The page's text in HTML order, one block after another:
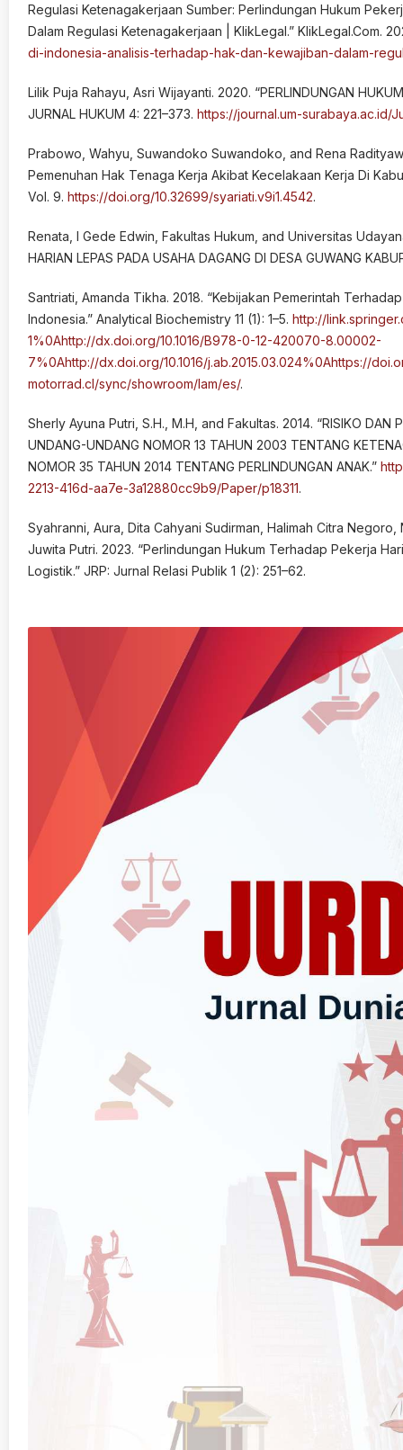
Regulasi Ketenagakerjaan Sumber: Perlindungan Hukum
Dalam Regulasi Ketenagakerjaan | KlikLegal.” KlikLegal.Com.
di-indonesia-analisis-terhadap-hak-dan-kewajiban-dalam-
Lilik Puja Rahayu, Asri Wijayanti. 2020. “PERLINDUNGAN
JURNAL HUKUM 4: 221–373. https://journal.um-surabaya.ac.id/
Prabowo, Wahyu, Suwandoko Suwandoko, and Rena
Pemenuhan Hak Tenaga Kerja Akibat Kecelakaan Kerja Di
Vol. 9. https://doi.org/10.32699/syariati.v9i1.4542.
Renata, I Gede Edwin, Fakultas Hukum, and Universitas
HARIAN LEPAS PADA USAHA DAGANG DI DESA GUWANG
Santriati, Amanda Tikha. 2018. “Kebijakan Pemerintah
Indonesia.” Analytical Biochemistry 11 (1): 1–5. http://
1%0Ahttp://dx.doi.org/10.1016/B978-0-12-420070-8.00002-
7%0Ahttp://dx.doi.org/10.1016/j.ab.2015.03.024%0Ahttps://
motorrad.cl/sync/showroom/lam/es/.
Sherly Ayuna Putri, S.H., M.H, and Fakultas. 2014. “RISIKO DAN
UNDANG-UNDANG NOMOR 13 TAHUN 2003 TENTANG
NOMOR 35 TAHUN 2014 TENTANG PERLINDUNGAN ANAK.”
2213-416d-aa7e-3a12880cc9b9/Paper/p18311.
Syahranni, Aura, Dita Cahyani Sudirman, Halimah Citra
Juwita Putri. 2023. “Perlindungan Hukum Terhadap Pekerja
Logistik.” JRP: Jurnal Relasi Publik 1 (2): 251–62.